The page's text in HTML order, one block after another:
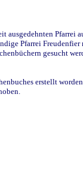
ausgedehnten Pfarrei
Pfarrei
gesucht
erstellt